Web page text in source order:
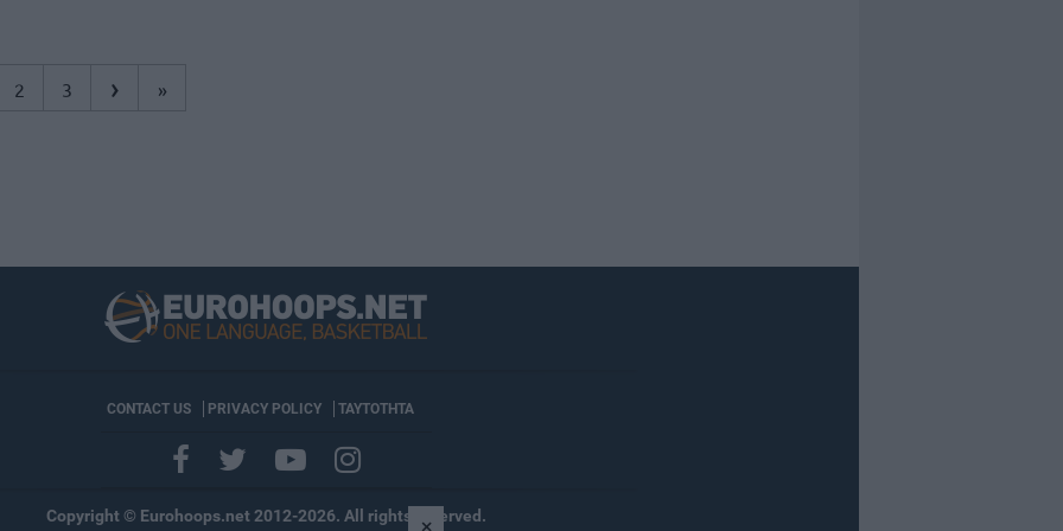
2 3 › »
CONTACT US PRIVACY POLICY ΤΑΥΤΟΤΗΤΑ
Copyright © Eurohoops.net 2012-2026. All rights reserved.
×